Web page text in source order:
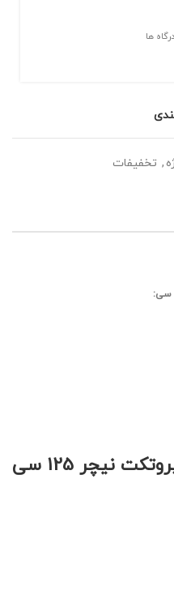
ها
, تخفیفات
هورمون بوستر (اچ بی) پروتکت نیچر 125 سی